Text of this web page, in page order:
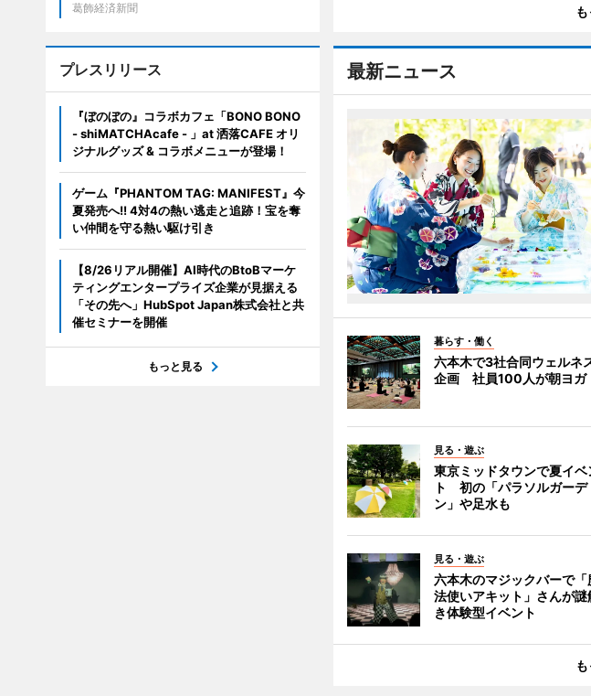
最新ニュース
暮らす・働く
六本木で3社合同ウェルネ
企画 社員100人が朝ヨガ
見る・遊ぶ
東京ミッドタウンで夏イベ
ト 初の「パラソルガーデ
ン」や足水も
見る・遊ぶ
六本木のマジックバーで「
法使いアキット」さんが謎
き体験型イベント
葛飾経済新聞
プレスリリース
『ぼのぼの』コラボカフェ「BONO BONO
- shiMATCHAcafe - 」at 洒落CAFE オリ
ジナルグッズ & コラボメニューが登場！
ゲーム『PHANTOM TAG: MANIFEST』今
夏発売へ!! 4対4の熱い逃走と追跡！宝を奪
い仲間を守る熱い駆け引き
【8/26リアル開催】AI時代のBtoBマーケ
ティングエンタープライズ企業が見据える
「その先へ」HubSpot Japan株式会社と共
催セミナーを開催
もっと見る